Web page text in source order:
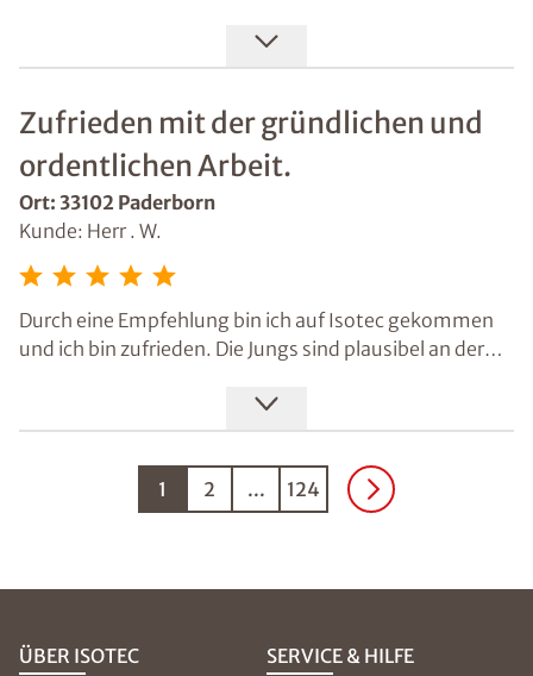
ausführliche Beratung hat ebenfalls ihren Teil dazu
beigetragen. Mein Haus wurde dann zeitnah und
Zufrieden mit der gründlichen und
ordentlichen Arbeit.
Ort: 33102 Paderborn
Kunde: Herr . W.
Durch eine Empfehlung bin ich auf Isotec gekommen
und ich bin zufrieden. Die Jungs sind plausibel an der
gebracht, nachdem die Ursache offenkundig war.
1 2 ... 124
ÜBER ISOTEC SERVICE & HILFE